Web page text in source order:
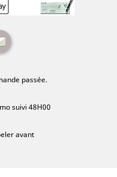
passée.
suivi 48H00
avant